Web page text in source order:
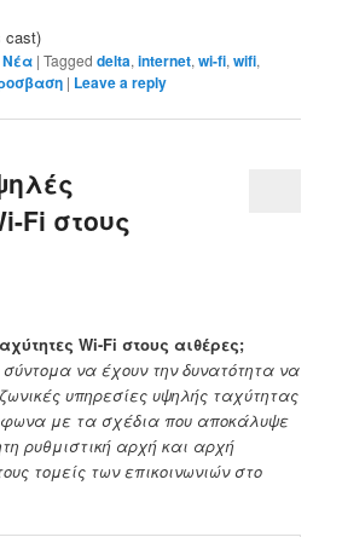
cast)
Νέα |Tagged delta,internet,wi-fi,wifi,
| Leave a reply
Fi στους
Wi-Fi στους αιθέρες;
να έχουν την δυνατότητα να
υπηρεσίες υψηλής ταχύτητας
με τα σχέδια που αποκάλυψε
ρυθμιστική αρχή και αρχή
τομείς των επικοινωνιών στο